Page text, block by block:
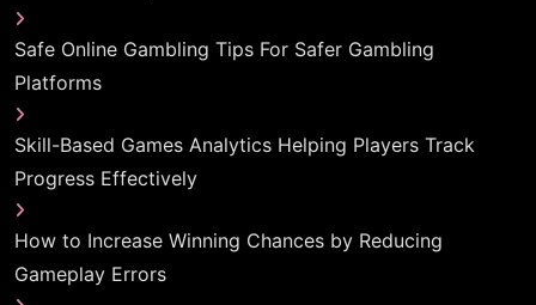
Safe Online Gambling Tips For Safer Gambling
Platforms
Skill-Based Games Analytics Helping Players Track
Progress Effectively
How to Increase Winning Chances by Reducing
Gameplay Errors